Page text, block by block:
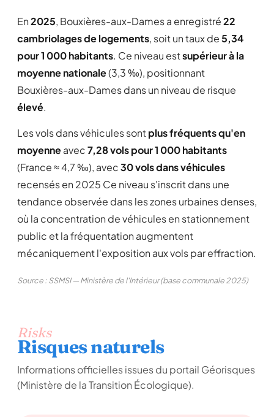
En2025, Bouxières-aux-Dames a enregistré22
cambriolages de logements, soit un taux de5,34
pour 1 000 habitants. Ce niveau estsupérieur à la
moyenne nationale(3,3 ‰), positionnant
Bouxières-aux-Dames dans un niveau de risque
élevé.
Les vols dans véhicules sontplus fréquents qu'en
moyenneavec7,28 vols pour 1 000 habitants
(France ≈ 4,7 ‰), avec30 vols dans véhicules
recensés en 2025 Ce niveau s'inscrit dans une
tendance observée dans les zones urbaines denses,
où la concentration de véhicules en stationnement
public et la fréquentation augmentent
mécaniquement l'exposition aux vols par effraction.
Source : SSMSI — Ministère de l'Intérieur (base communale 2025)
Risks
Risques naturels
Informations officielles issues du portail Géorisques
(Ministère de la Transition Écologique).